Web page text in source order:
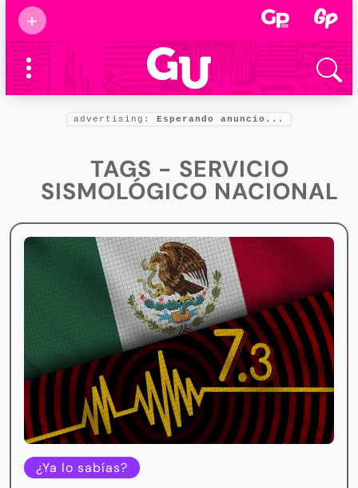
+
Supermamás
2025
Marcas de
confianza
Foro salud
advertising: Esperando anuncio...
TAGS - SERVICIO
SISMOLÓGICO NACIONAL
¿Ya lo sabías?